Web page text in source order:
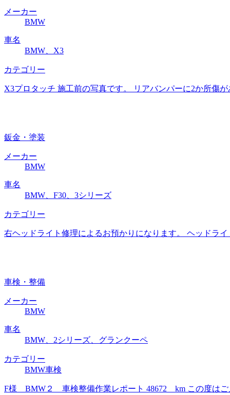
メーカー
BMW
車名
BMW、X3
カテゴリー
X3プロタッチ 施工前の写真です。 リアバンパーに2か所傷
鈑金・塗装
メーカー
BMW
車名
BMW、F30、3シリーズ
カテゴリー
右ヘッドライト修理によるお預かりになります。 ヘッドラ
車検・整備
メーカー
BMW
車名
BMW、2シリーズ、グランクーペ
カテゴリー
BMW車検
F様 BMW２ 車検整備作業レポート 48672 km この度はご